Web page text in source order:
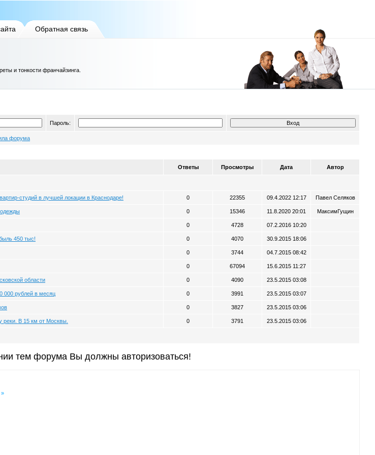
Обратная связь
и тонкости франчайзинга.
Пароль:
форума
Ответы Просмотры Дата Автор
студий в лучшей локации в Краснодаре! 0 22355 09.4.2022 12:17 Павел Селяков
одежды 0 15346 11.8.2020 20:01 МаксимГущин
0 4728 07.2.2016 10:20
450 тыс! 0 4070 30.9.2015 18:06
0 3744 04.7.2015 08:42
0 67094 15.6.2015 11:27
области 0 4090 23.5.2015 03:08
000 рублей в месяц 0 3991 23.5.2015 03:07
0 3827 23.5.2015 03:06
реки. В 15 км от Москвы. 0 3791 23.5.2015 03:06
тем форума Вы должны авторизоваться!
»